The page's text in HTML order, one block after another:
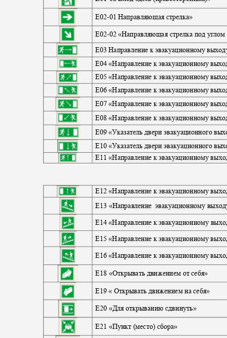
E02-01 Направляющая стрелка»
E02-02 «Направляющая стрелка под
E03 Направление к эвакуационному
E04 «Направление к эвакуационному
E05 «Направление к эвакуационному
E06 «Направление к эвакуационному
E07 «Направление к эвакуационному
E08 «Направление к эвакуационному
E09 «Указатель двери эвакуационного
E10 «Указатель двери эвакуационного
E11 «Направление к эвакуационному
E12 «Направление к эвакуационному
E13 «Направление эвакуационному
E14 «Направление к эвакуационному
E15 «Направление к эвакуационному
E16 «Направление к эвакуационному
E18 «Открывать движением от себя»
E19 « Открывать движением на себя»
E20 «Для открыванию сдвинуть»
E21 «Пункт (место) сбора»